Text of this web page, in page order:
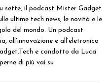
sette, il podcast Mister Gadget
ultime tech news, le novità e le
del mondo. Un podcast
all'innovazione e all'eletronica
e condotto da Luca
di più vai su